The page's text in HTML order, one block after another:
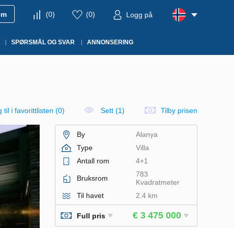
(0) (0) Logg på
SPØRSMÅL OG SVAR ANNONSERING
til i favorittlisten (0) Sett (1) Tilby prisen
By
Alanya
Type
Villa
Antall rom
4+1
Bruksrom
783
Kvadratmeter
Til havet
2.4 km
Full pris € 3 475 000